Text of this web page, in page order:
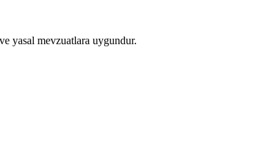
yasal mevzuatlara uygundur.